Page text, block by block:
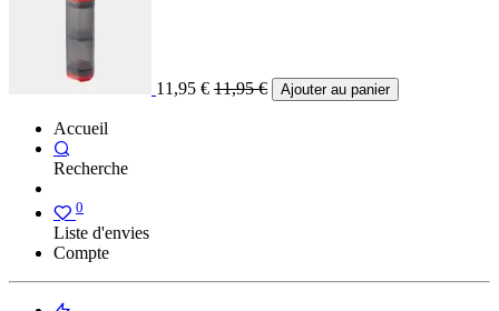
11,95 € 11,95€ Ajouter au panier
Accueil
Recherche
0
Liste d'envies
Compte